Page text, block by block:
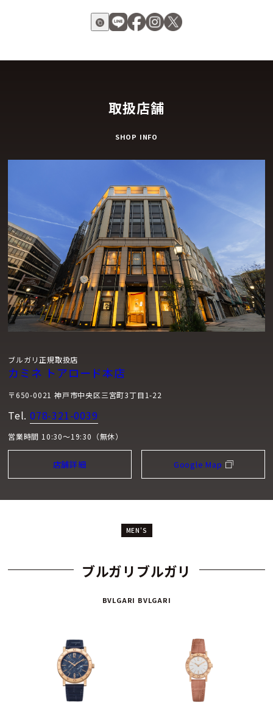
取扱店舗
SHOP INFO
ブルガリ正規取扱店
カミネ トアロード本店
〒650-0021 神戸市中央区三宮町3丁目1-22
Tel. 078-321-0039
営業時間 10:30～19:30（無休）
店舗詳細 Google Map
MEN'S
ブルガリブルガリ
BVLGARI BVLGARI